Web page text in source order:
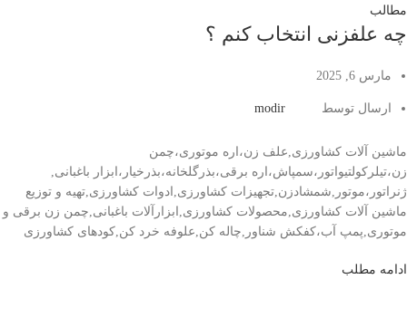
مطالب
چه علفزنی انتخاب کنم ؟
مارس 6, 2025
ارسال توسط modir
ماشین آلات کشاورزی,علف زن،اره موتوری،چمن
زن،تیلرکولتیواتور،سمپاش،اره برقی،بذرگلخانه،بذرخیار،ابزار باغبانی,
ژنراتور،موتور,شمشادزن,تجهیزات کشاورزی,ادوات کشاورزی,تهیه و توزیع
ماشین آلات کشاورزی,محصولات کشاورزی,ابزارآلات باغبانی,چمن زن برقی و
موتوری,پمپ آب،کفکش شناور,چاله کن,علوفه خرد کن,کودهای کشاورزی
ادامه مطلب